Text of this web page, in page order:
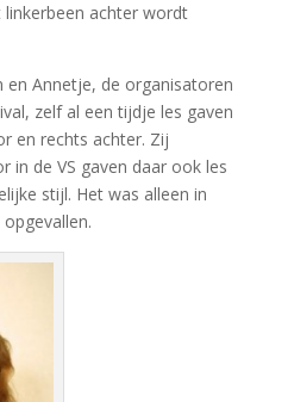
achter wordt
en Annetje, de organisatoren
zelf al een tijdje les gaven
en rechts achter. Zij
in de VS gaven daar ook les
stijl. Het was alleen in